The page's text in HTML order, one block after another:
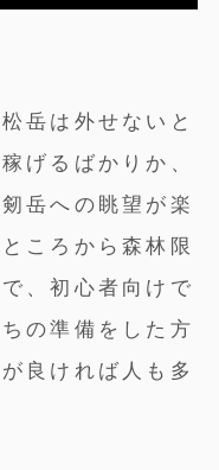
岳は外せないと
げるばかりか、
岳への眺望が楽
ころから森林限
、初心者向けで
の準備をした方
良ければ人も多